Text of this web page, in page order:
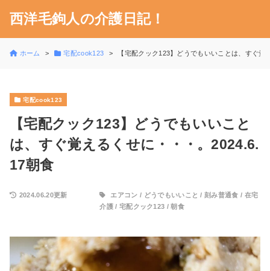
西洋毛鉤人の介護日記！
ホーム 宅配cook123 【宅配クック123】どうでもいいことは、すぐ
宅配cook123
【宅配クック123】どうでもいいこと
は、すぐ覚えるくせに・・・。2024.6.
17朝食
2024.06.20更新 エアコン / どうでもいいこと /刻み普通食 / 在宅
介護/ 宅配クック123 /朝食